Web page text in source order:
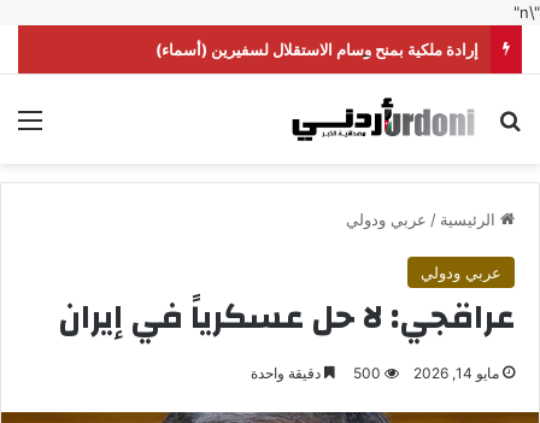
"\n"
إرادة ملكية بمنح وسام الاستقلال لسفيرين (أسماء)
بحث عن
الرئيسية / عربي ودولي
عربي ودولي
عراقجي: لا حل عسكرياً في إيران
مايو 14, 2026 500 دقيقة واحدة